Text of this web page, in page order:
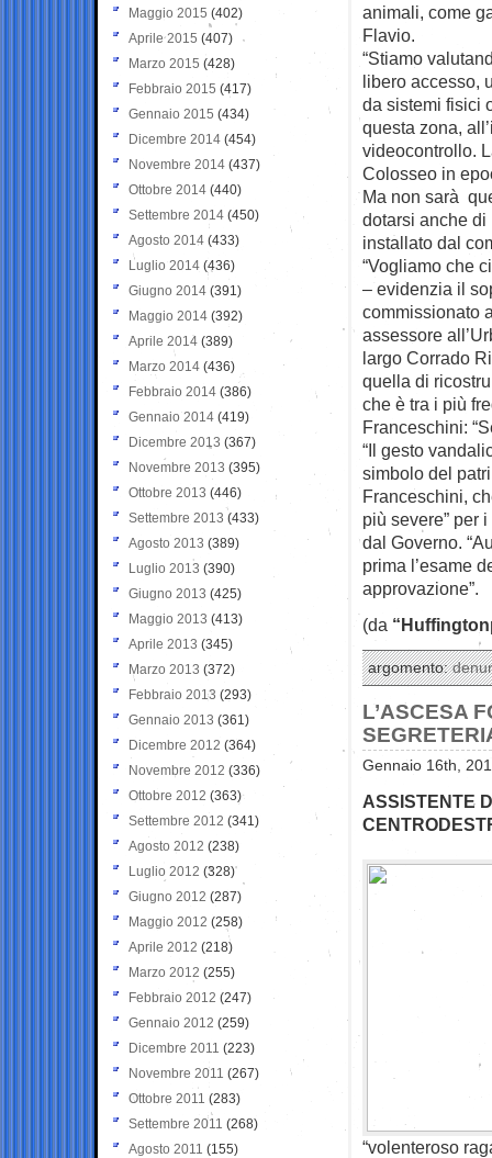
animali, come
Flavio.
“Stiamo
libero accesso,
da sistemi fisici
questa zona,
videocontrollo.
Colosseo in
Ma non sarà
dotarsi anche
installato dal
“Vogliamo che
– evidenzia il
commissionato
assessore
largo Corrado
quella di
che è tra i più
Franceschini:
“Il gesto
simbolo del
Franceschini,
più severe” per
dal Governo.
prima l’esame
approvazione”.
(da
argomento:
L’ASCESA
Gennaio 16th,
ASSISTENTE
“volenteroso
Maggio 2015 (402)
Aprile 2015 (407)
Marzo 2015 (428)
Febbraio 2015 (417)
Gennaio 2015 (434)
Dicembre 2014 (454)
Novembre 2014 (437)
Ottobre 2014 (440)
Settembre 2014 (450)
Agosto 2014 (433)
Luglio 2014 (436)
Giugno 2014 (391)
Maggio 2014 (392)
Aprile 2014 (389)
Marzo 2014 (436)
Febbraio 2014 (386)
Gennaio 2014 (419)
Dicembre 2013 (367)
Novembre 2013 (395)
Ottobre 2013 (446)
Settembre 2013 (433)
Agosto 2013 (389)
Luglio 2013 (390)
Giugno 2013 (425)
Maggio 2013 (413)
Aprile 2013 (345)
Marzo 2013 (372)
Febbraio 2013 (293)
Gennaio 2013 (361)
Dicembre 2012 (364)
Novembre 2012 (336)
Ottobre 2012 (363)
Settembre 2012 (341)
Agosto 2012 (238)
Luglio 2012 (328)
Giugno 2012 (287)
Maggio 2012 (258)
Aprile 2012 (218)
Marzo 2012 (255)
Febbraio 2012 (247)
Gennaio 2012 (259)
Dicembre 2011 (223)
Novembre 2011 (267)
Ottobre 2011 (283)
Settembre 2011 (268)
Agosto 2011 (155)